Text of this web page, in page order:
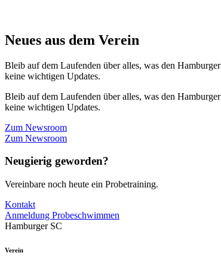
Neues aus dem Verein
Bleib auf dem Laufenden über alles, was den
keine wichtigen Updates.
Bleib auf dem Laufenden über alles, was den
keine wichtigen Updates.
Zum Newsroom
Zum Newsroom
Neugierig geworden?
Vereinbare noch heute ein Probetraining.
Kontakt
Anmeldung Probeschwimmen
Hamburger SC
Verein